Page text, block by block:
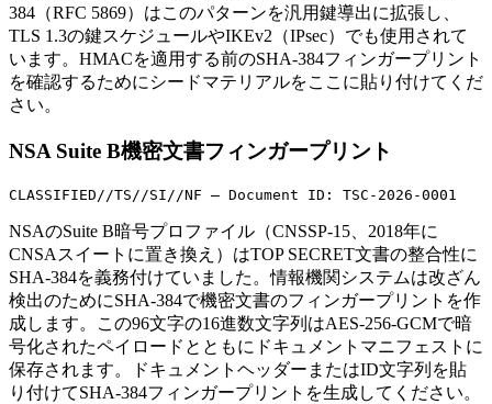
384（RFC 5869）はこのパターンを汎用鍵導出に拡張し、
TLS 1.3の鍵スケジュールやIKEv2（IPsec）でも使用されて
います。HMACを適用する前のSHA-384フィンガープリント
を確認するためにシードマテリアルをここに貼り付けてくだ
さい。
NSA Suite B機密文書フィンガープリント
CLASSIFIED//TS//SI//NF — Document ID: TSC-2026-0001
NSAのSuite B暗号プロファイル（CNSSP-15、2018年に
CNSAスイートに置き換え）はTOP SECRET文書の整合性に
SHA-384を義務付けていました。情報機関システムは改ざん
検出のためにSHA-384で機密文書のフィンガープリントを作
成します。この96文字の16進数文字列はAES-256-GCMで暗
号化されたペイロードとともにドキュメントマニフェストに
保存されます。ドキュメントヘッダーまたはID文字列を貼
り付けてSHA-384フィンガープリントを生成してください。